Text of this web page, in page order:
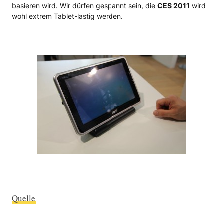
basieren wird. Wir dürfen gespannt sein, die CES 2011 wird
wohl extrem Tablet-lastig werden.
Quelle